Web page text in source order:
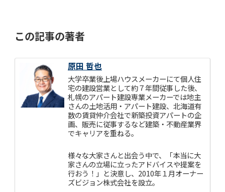
この記事の著者
原田 哲也
大学卒業後上場ハウスメーカーにて個人住
宅の建設営業として約７年間従事した後、
札幌のアパート建設専業メーカーでは地主
さんの土地活用・アパート建設、北海道有
数の賃貸仲介会社で新築投資アパートの企
画、販売に従事するなど建築・不動産業界
でキャリアを重ねる。
様々な大家さんと出会う中で、「本当に大
家さんの立場に立ったアドバイスや提案を
行おう！」と決意し、2010年１月オーナー
ズビジョン株式会社を設立。